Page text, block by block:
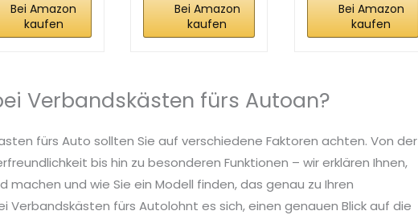
Bei Amazon
kaufen
Bei Amazon
kaufen
Bei Amazon
kaufen
Verbandskästen fürs Autoan?
fürs Auto sollten Sie auf verschiedene Faktoren achten. Von der
bis hin zu besonderen Funktionen – wir erklären Ihnen,
machen und wie Sie ein Modell finden, das genau zu Ihren
Verbandskästen fürs Autolohnt es sich, einen genauen Blick auf die